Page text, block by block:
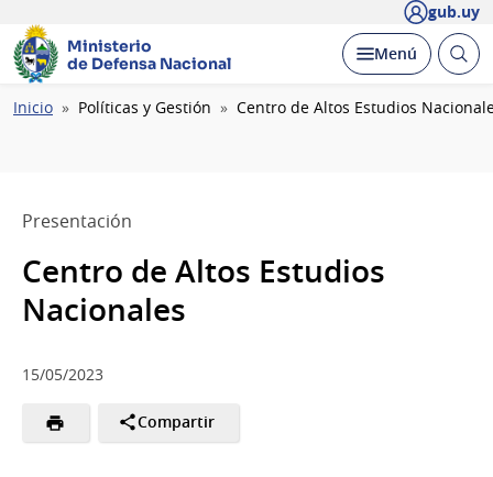
gub.uy
Ministerio
de Defensa Nacional
Desplegar
Menú Abrir
Ruta
Inicio Políticas y Gestión Centro de Altos Estudios
Presentación
Centro de Altos Estudios
Nacionales
15/05/2023
Compartir